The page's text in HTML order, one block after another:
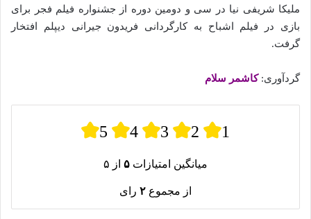
ملیکا شریفی نیا در سی و دومین دوره از جشنواره فیلم فجر برای
بازی در فیلم اشباح به کارگردانی فریدون جیرانی دیپلم افتخار
گرفت.
گردآوری:کاشمر سلام
5 4 3 2 1
میانگین امتیازات ۵ از ۵
از مجموع ۲ رای